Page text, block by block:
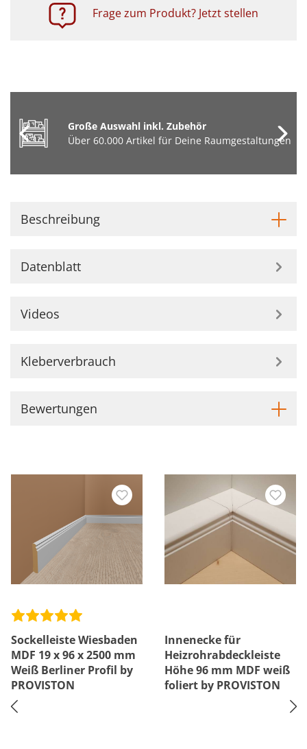
Frage zum Produkt? Jetzt stellen
Große Auswahl inkl. Zubehör
Über 60.000 Artikel für Deine Raumgestaltungen
Beschreibung
Datenblatt
Videos
Kleberverbrauch
Bewertungen
Sockelleiste Wiesbaden
MDF 19 x 96 x 2500 mm
Weiß Berliner Profil by
PROVISTON
Innenecke für
Heizrohrabdeckleiste
Höhe 96 mm MDF weiß
foliert by PROVISTON